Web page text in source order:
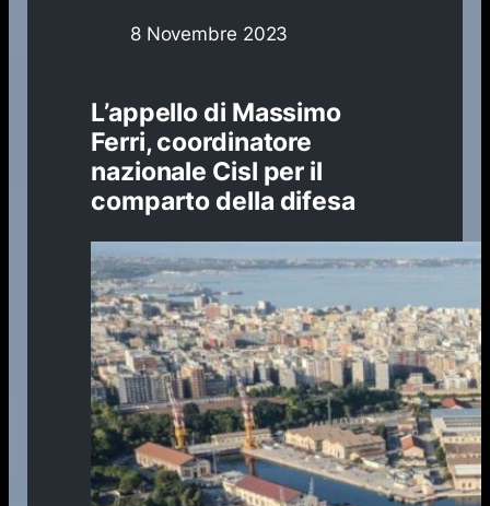
8 Novembre 2023
L’appello di Massimo
Ferri, coordinatore
nazionale Cisl per il
comparto della difesa